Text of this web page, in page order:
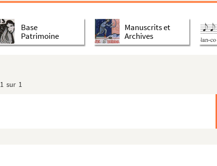
Base
Patrimoine
Manuscrits et
Archives
1 sur 1